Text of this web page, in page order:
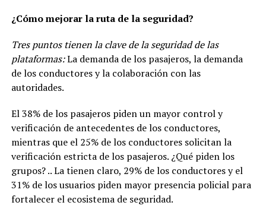
¿Cómo mejorar la ruta de la seguridad?
Tres puntos tienen la clave de la seguridad de las
plataformas:La demanda de los pasajeros, la demanda
de los conductores y la colaboración con las
autoridades.
El 38% de los pasajeros piden un mayor control y
verificación de antecedentes de los conductores,
mientras que el 25% de los conductores solicitan la
verificación estricta de los pasajeros. ¿Qué piden los
grupos? .. La tienen claro, 29% de los conductores y el
31% de los usuarios piden mayor presencia policial para
fortalecer el ecosistema de seguridad.